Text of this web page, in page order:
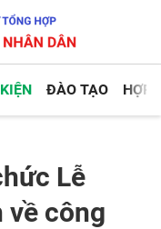
ĐÀO TẠO HỢP
Lễ
về công